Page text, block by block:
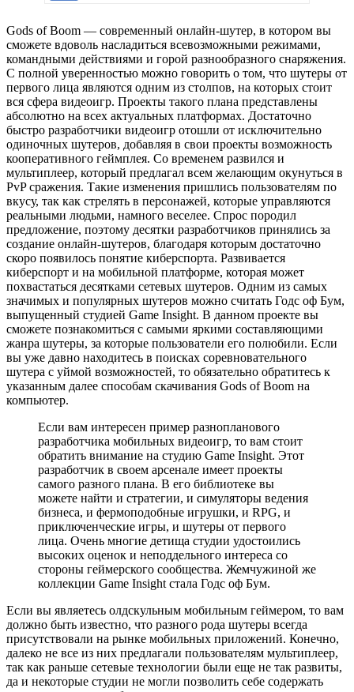
Gods of Boom — современный онлайн-шутер, в котором вы
сможете вдоволь насладиться всевозможными режимами,
командными действиями и горой разнообразного снаряжения.
С полной уверенностью можно говорить о том, что шутеры от
первого лица являются одним из столпов, на которых стоит
вся сфера видеоигр. Проекты такого плана представлены
абсолютно на всех актуальных платформах. Достаточно
быстро разработчики видеоигр отошли от исключительно
одиночных шутеров, добавляя в свои проекты возможность
кооперативного геймплея. Со временем развился и
мультиплеер, который предлагал всем желающим окунуться в
PvP сражения. Такие изменения пришлись пользователям по
вкусу, так как стрелять в персонажей, которые управляются
реальными людьми, намного веселее. Спрос породил
предложение, поэтому десятки разработчиков принялись за
создание онлайн-шутеров, благодаря которым достаточно
скоро появилось понятие киберспорта. Развивается
киберспорт и на мобильной платформе, которая может
похвастаться десятками сетевых шутеров. Одним из самых
значимых и популярных шутеров можно считать Годс оф Бум,
выпущенный студией Game Insight. В данном проекте вы
сможете познакомиться с самыми яркими составляющими
жанра шутеры, за которые пользователи его полюбили. Если
вы уже давно находитесь в поисках соревновательного
шутера с уймой возможностей, то обязательно обратитесь к
указанным далее способам скачивания Gods of Boom на
компьютер.
Если вам интересен пример разнопланового
разработчика мобильных видеоигр, то вам стоит
обратить внимание на студию Game Insight. Этот
разработчик в своем арсенале имеет проекты
самого разного плана. В его библиотеке вы
можете найти и стратегии, и симуляторы ведения
бизнеса, и фермоподобные игрушки, и RPG, и
приключенческие игры, и шутеры от первого
лица. Очень многие детища студии удостоились
высоких оценок и неподдельного интереса со
стороны геймерского сообщества. Жемчужиной же
коллекции Game Insight стала Годс оф Бум.
Если вы являетесь олдскульным мобильным геймером, то вам
должно быть известно, что разного рода шутеры всегда
присутствовали на рынке мобильных приложений. Конечно,
далеко не все из них предлагали пользователям мультиплеер,
так как раньше сетевые технологии были еще не так развиты,
да и некоторые студии не могли позволить себе содержать